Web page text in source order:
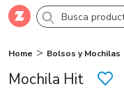
Comprar
Mochila Hit
Home Bolsos y Mochilas